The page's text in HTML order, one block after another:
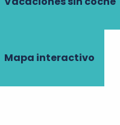
Mapa interactivo